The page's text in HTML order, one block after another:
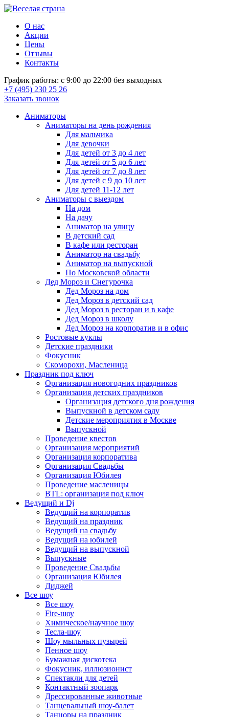
О нас
Акции
Цены
Отзывы
Контакты
График работы: с 9:00 до 22:00 без выходных
+7 (495) 230 25 26
Заказать звонок
Аниматоры
Аниматоры на день рождения
Для мальчика
Для девочки
Для детей от 3 до 4 лет
Для детей от 5 до 6 лет
Для детей от 7 до 8 лет
Для детей с 9 до 10 лет
Для детей 11-12 лет
Аниматоры с выездом
На дом
На дачу
Аниматор на улицу
В детский сад
В кафе или ресторан
Аниматор на свадьбу
Аниматор на выпускной
По Московской области
Дед Мороз и Снегурочка
Дед Мороз на дом
Дед Мороз в детский сад
Дед Мороз в ресторан и в кафе
Дед Мороз в школу
Дед Мороз на корпоратив и в офис
Ростовые куклы
Детские праздники
Фокусник
Скоморохи, Масленица
Праздник под ключ
Организация новогодних праздников
Организация детских праздников
Организация детского дня рождения
Выпускной в детском саду
Детские мероприятия в Москве
Выпускной
Проведение квестов
Организация мероприятий
Организация корпоратива
Организация Свадьбы
Организация Юбилея
Проведение масленицы
BTL: организация под ключ
Ведущий и Dj
Ведущий на корпоратив
Ведущий на праздник
Ведущий на свадьбу
Ведущий на юбилей
Ведущий на выпускной
Выпускные
Проведение Свадьбы
Организация Юбилея
Диджей
Все шоу
Все шоу
Fire-шоу
Химическое/научное шоу
Тесла-шоу
Шоу мыльных пузырей
Пенное шоу
Бумажная дискотека
Фокусник, иллюзионист
Спектакли для детей
Контактный зоопарк
Дрессированные животные
Танцевальный шоу-балет
Танцоры на праздник